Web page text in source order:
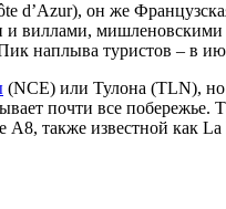
он же
виллами,
наплыва туристов – в
(NCE) или Тулона (TLN),
почти все побережье.
также известной как